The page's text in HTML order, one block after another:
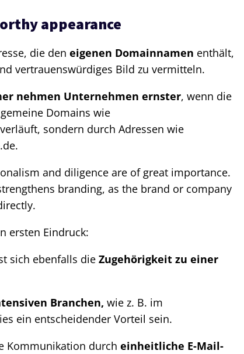
appearance
die den eigenen Domainnamen enthält,
vertrauenswürdiges Bild zu vermitteln.
nehmen Unternehmen ernster, wenn die
Domains wie
sondern durch Adressen wie
and diligence are of great importance.
branding, as the brand or company
ersten Eindruck:
sich ebenfalls die Zugehörigkeit zu einer
Branchen, wie z. B. im
ein entscheidender Vorteil sein.
Kommunikation durch einheitliche E-Mail-